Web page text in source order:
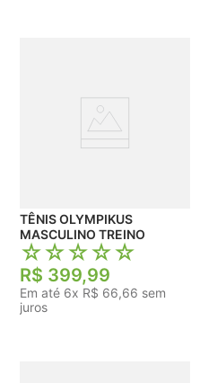
TÊNIS OLYMPIKUS
MASCULINO TREINO
☆☆☆☆☆
R$ 399,99
Em até 6x R$ 66,66 sem
juros